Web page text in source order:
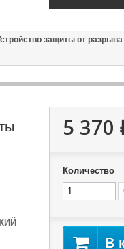
защиты от разрыва
5 370
Количество
В